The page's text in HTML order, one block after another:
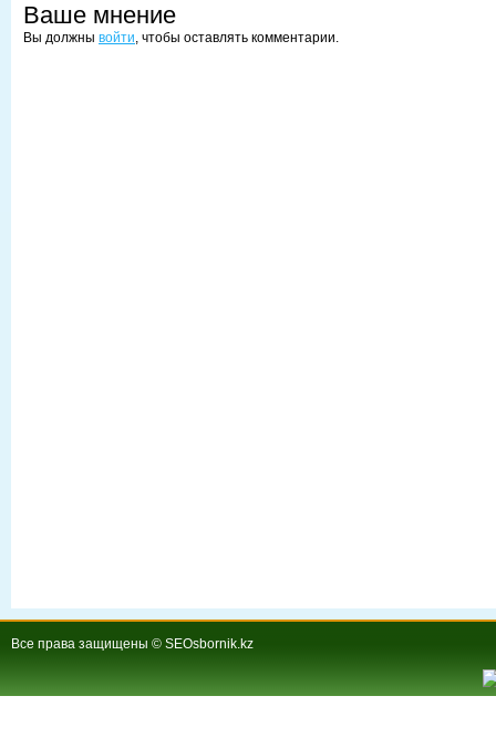
Ваше мнение
Вы должны войти, чтобы оставлять комментарии.
Все права защищены © SEOsbornik.kz